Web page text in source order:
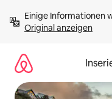
Inhalten
springenOriginal anzeigen